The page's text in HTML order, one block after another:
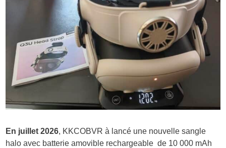
En juillet 2026, KKCOBVR à lancé une nouvelle sangle
halo avec batterie amovible rechargeable de 10 000 mAh